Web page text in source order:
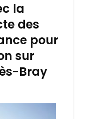
la
des
pour
sur
Bray